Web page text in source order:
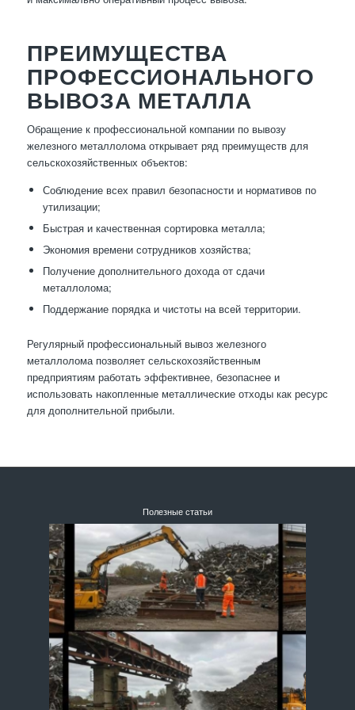
ПРЕИМУЩЕСТВА
ПРОФЕССИОНАЛЬНОГО
ВЫВОЗА МЕТАЛЛА
Обращение к профессиональной компании по вывозу
железного металлолома открывает ряд преимуществ для
сельскохозяйственных объектов:
Соблюдение всех правил безопасности и нормативов по
утилизации;
Быстрая и качественная сортировка металла;
Экономия времени сотрудников хозяйства;
Получение дополнительного дохода от сдачи
металлолома;
Поддержание порядка и чистоты на всей территории.
Регулярный профессиональный вывоз железного
металлолома позволяет сельскохозяйственным
предприятиям работать эффективнее, безопаснее и
использовать накопленные металлические отходы как ресурс
для дополнительной прибыли.
Полезные статьи